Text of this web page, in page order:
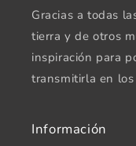
Gracias a todas
tierra y de otros
inspiración para
transmitirla en
Información